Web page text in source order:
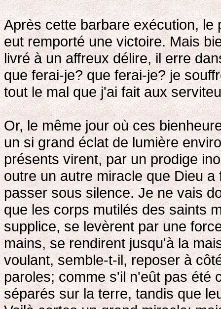
Après cette barbare exécution,
eut remporté une victoire. Mais
livré à un affreux délire, il erre
que ferai-je? que ferai-je? je
tout le mal que j'ai fait aux
Or, le même jour où ces
un si grand éclat de lumière
présents virent, par un prodige
outre un autre miracle que Dieu
passer sous silence. Je ne vais
que les corps mutilés des saints
supplice, se levèrent par une
mains, se rendirent jusqu'à la
voulant, semble-t-il, reposer à
paroles; comme s'il n'eût pas été
séparés sur la terre, tandis que